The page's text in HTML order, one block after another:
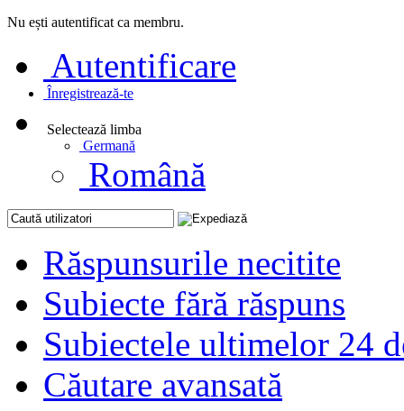
Nu ești autentificat ca membru.
Autentificare
Înregistrează-te
Selectează limba
Germană
Română
Răspunsurile necitite
Subiecte fără răspuns
Subiectele ultimelor 24
Căutare avansată